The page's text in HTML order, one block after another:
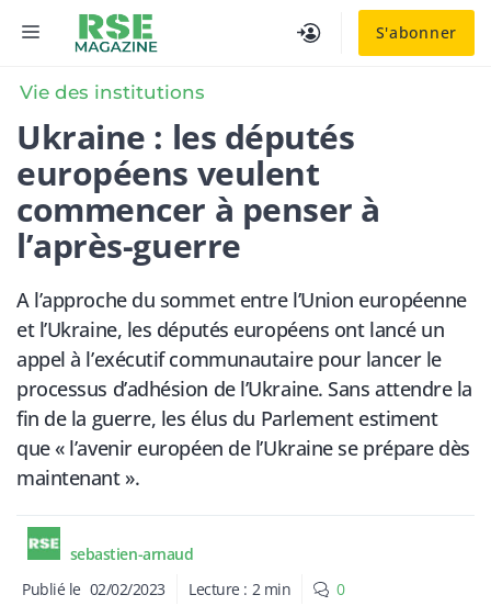
S'abonner
MENU
Vie des institutions
Ukraine : les députés
européens veulent
commencer à penser à
l’après-guerre
A l’approche du sommet entre l’Union européenne
et l’Ukraine, les députés européens ont lancé un
appel à l’exécutif communautaire pour lancer le
processus d’adhésion de l’Ukraine. Sans attendre la
fin de la guerre, les élus du Parlement estiment
que « l’avenir européen de l’Ukraine se prépare dès
maintenant ».
sebastien-arnaud
Publié le 02/02/2023 Lecture : 2 min 0